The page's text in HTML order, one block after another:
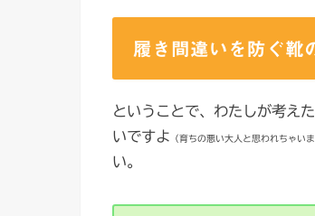
履き間違いを防ぐ靴
ということで、わたしが考え
いですよ （育ちの悪い大人と思われちゃいま
い。